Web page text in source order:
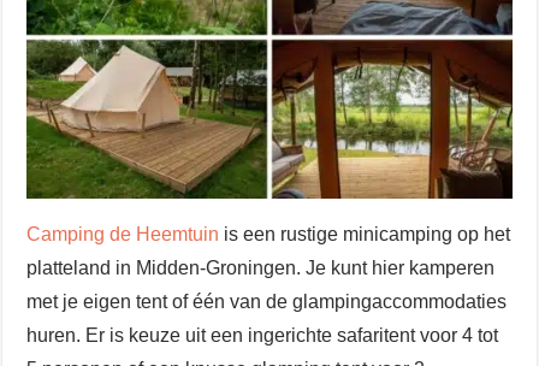
Camping de Heemtuin is een rustige minicamping op het
platteland in Midden-Groningen. Je kunt hier kamperen
met je eigen tent of één van de glampingaccommodaties
huren. Er is keuze uit een ingerichte safaritent voor 4 tot